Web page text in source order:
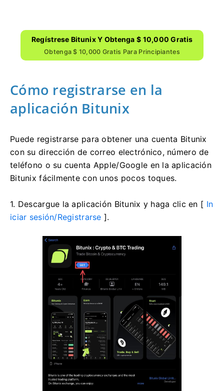
Regístrese Bitunix Y Obtenga $ 10,000 Gratis
Obtenga $ 10,000 Gratis Para Principiantes
Cómo registrarse en la
aplicación Bitunix
Puede registrarse para obtener una cuenta Bitunix
con su dirección de correo electrónico, número de
teléfono o su cuenta Apple/Google en la aplicación
Bitunix fácilmente con unos pocos toques.
1. Descargue la aplicación Bitunix y haga clic en [ In
iciar sesión/Registrarse ].